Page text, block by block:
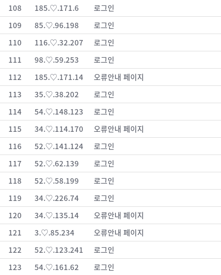
108
185.♡.171.6
로그인
109
85.♡.96.198
로그인
110
116.♡.32.207
로그인
111
98.♡.59.253
로그인
112
185.♡.171.14
오류안내 페이지
113
35.♡.38.202
로그인
114
54.♡.148.123
로그인
115
34.♡.114.170
오류안내 페이지
116
52.♡.141.124
로그인
117
52.♡.62.139
로그인
118
52.♡.58.199
로그인
119
34.♡.226.74
로그인
120
34.♡.135.14
오류안내 페이지
121
3.♡.85.234
오류안내 페이지
122
52.♡.123.241
로그인
123
54.♡.161.62
로그인